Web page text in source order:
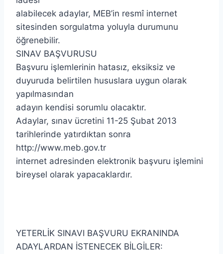
alabilecek adaylar, MEB’in resmî internet
sitesinden sorgulatma yoluyla durumunu
öğrenebilir.
SINAV BAŞVURUSU
Başvuru işlemlerinin hatasız, eksiksiz ve
duyuruda belirtilen hususlara uygun olarak
yapılmasından
adayın kendisi sorumlu olacaktır.
Adaylar, sınav ücretini 11-25 Şubat 2013
tarihlerinde yatırdıktan sonra
http://www.meb.gov.tr
internet adresinden elektronik başvuru işlemini
bireysel olarak yapacaklardır.
YETERLİK SINAVI BAŞVURU EKRANINDA
ADAYLARDAN İSTENECEK BİLGİLER: